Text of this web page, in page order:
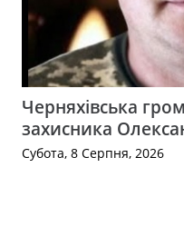
Черняхівська
захисника
Субота, 8 Серпня, 2026